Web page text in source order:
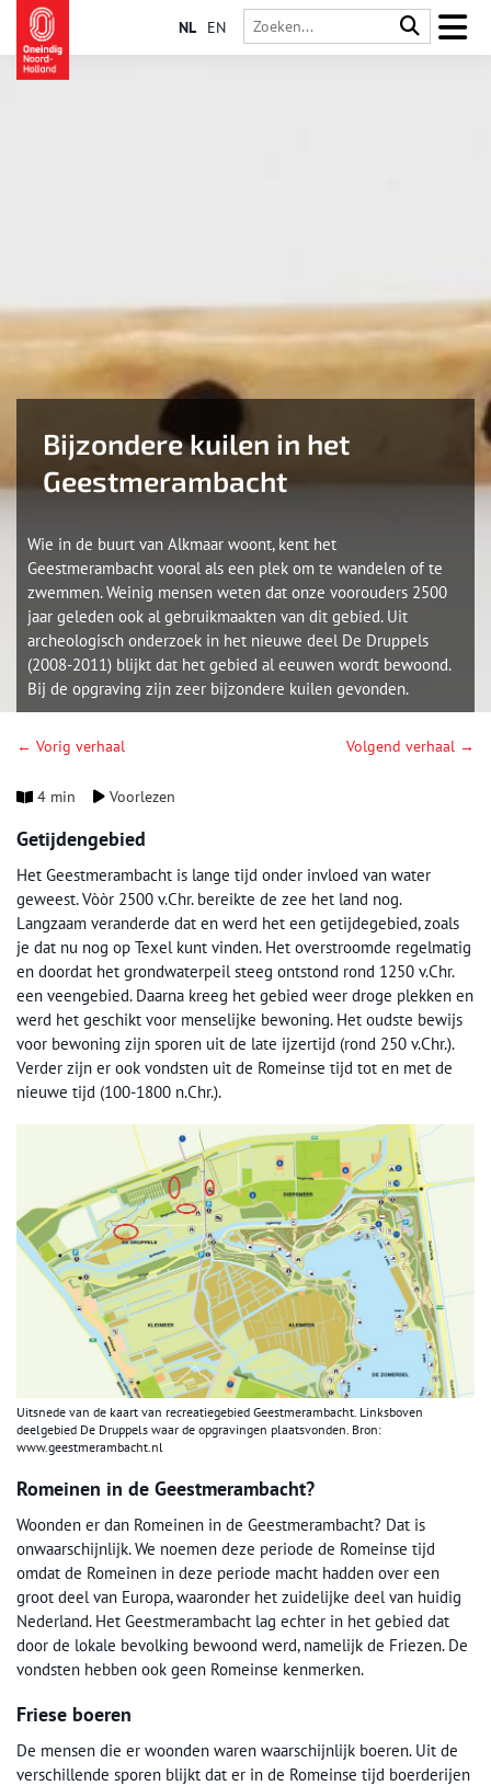
NL EN
Bijzondere kuilen in het
Geestmerambacht
Wie in de buurt van Alkmaar woont, kent het
Geestmerambacht vooral als een plek om te wandelen of te
zwemmen. Weinig mensen weten dat onze voorouders 2500
jaar geleden ook al gebruikmaakten van dit gebied. Uit
archeologisch onderzoek in het nieuwe deel De Druppels
(2008-2011) blijkt dat het gebied al eeuwen wordt bewoond.
Bij de opgraving zijn zeer bijzondere kuilen gevonden.
← Vorig verhaal Volgend verhaal →
4 min Voorlezen
Getijdengebied
Het Geestmerambacht is lange tijd onder invloed van water
geweest. Vòòr 2500 v.Chr. bereikte de zee het land nog.
Langzaam veranderde dat en werd het een getijdegebied, zoals
je dat nu nog op Texel kunt vinden. Het overstroomde regelmatig
en doordat het grondwaterpeil steeg ontstond rond 1250 v.Chr.
een veengebied. Daarna kreeg het gebied weer droge plekken en
werd het geschikt voor menselijke bewoning. Het oudste bewijs
voor bewoning zijn sporen uit de late ijzertijd (rond 250 v.Chr.).
Verder zijn er ook vondsten uit de Romeinse tijd tot en met de
nieuwe tijd (100-1800 n.Chr.).
Uitsnede van de kaart van recreatiegebied Geestmerambacht. Linksboven
deelgebied De Druppels waar de opgravingen plaatsvonden. Bron:
www.geestmerambacht.nl
Romeinen in de Geestmerambacht?
Woonden er dan Romeinen in de Geestmerambacht? Dat is
onwaarschijnlijk. We noemen deze periode de Romeinse tijd
omdat de Romeinen in deze periode macht hadden over een
groot deel van Europa, waaronder het zuidelijke deel van huidig
Nederland. Het Geestmerambacht lag echter in het gebied dat
door de lokale bevolking bewoond werd, namelijk de Friezen. De
vondsten hebben ook geen Romeinse kenmerken.
Friese boeren
De mensen die er woonden waren waarschijnlijk boeren. Uit de
verschillende sporen blijkt dat er in de Romeinse tijd boerderijen